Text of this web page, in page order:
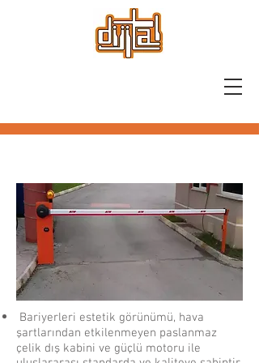
Bariyerleri estetik görünümü, hava
şartlarından etkilenmeyen paslanmaz
çelik dış kabini ve güçlü motoru ile